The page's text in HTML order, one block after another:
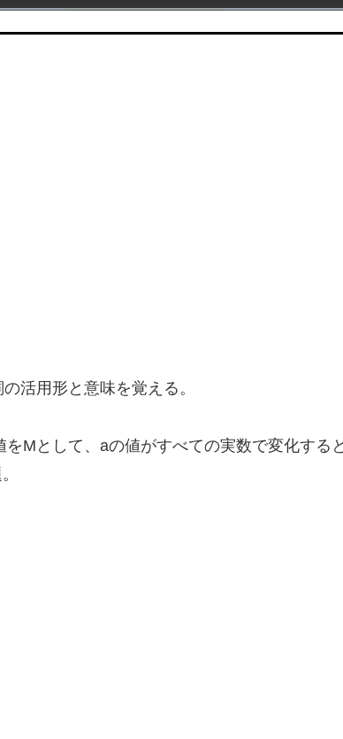
活用形と意味を覚える。
Mとして、aの値がすべての実数で変化する